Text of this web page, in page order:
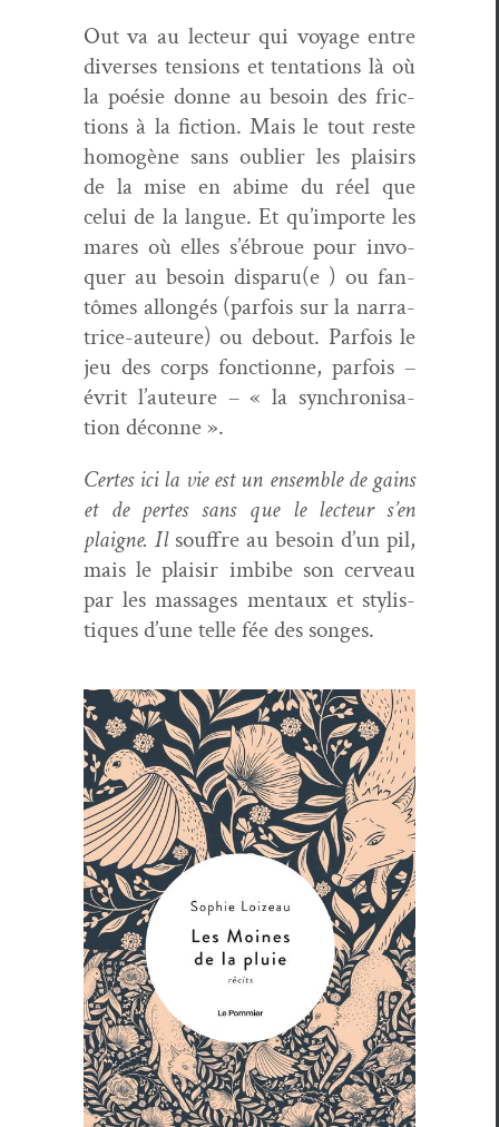
Out va au lecteur qui voy­age entre
divers­es ten­sions et ten­ta­tions là où
la poésie donne au besoin des fric­
tions à la fic­tion. Mais le tout reste
homogène sans oubli­er les plaisirs
de la mise en abime du réel que
celui de la langue. Et qu’importe les
mares où elles s’ébroue pour invo­
quer au besoin disparu(e ) ou fan­
tômes allongés (par­fois sur la nar­ra­
trice-auteure) ou debout. Par­fois le
jeu des corps fonc­tionne, par­fois –
évrit l’auteure – « la syn­chro­ni­sa­
tion déconne ».
Certes ici la vie est un ensem­ble de gains
et de pertes sans que le lecteur s’en
plaigne. Il souf­fre au besoin d’un pil,
mais le plaisir imbibe son cerveau
par les mas­sages men­taux et styl­is­
tiques d’une telle fée des songes.